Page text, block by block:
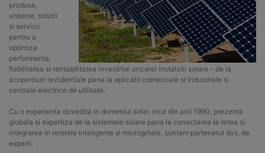
produse,
sisteme, solutii
si servicii
pentru a
optimiza
performanta,
fiabilitatea si rentabilitatea investitiei oricarei instalatii solare – de la
acoperisuri rezidentiale pana la aplicatii comerciale si industriale si
centrale electrice de utilitate.
Cu o experienta dovedita in domeniul solar, inca din anii 1990, prezenta
globala si expertiza de la sistemele solare pana la conectarea la retea si
integrarea in retelele inteligente si microgrilele, suntem partenerul dvs. de
experti.